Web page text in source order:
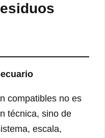
compatibles no es
técnica, sino de
escala,